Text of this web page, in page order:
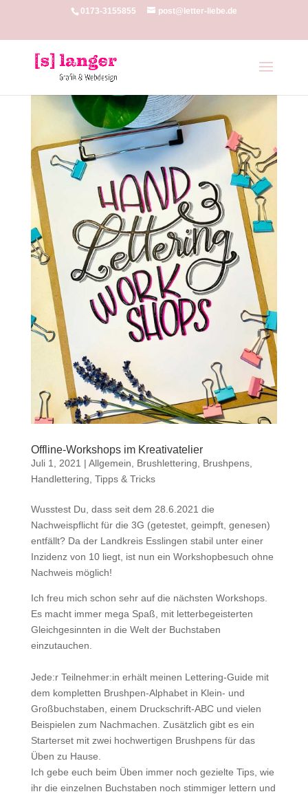
0173-3155855 post@letter-liebe.de
Offline-Workshops im Kreativatelier
Juli 1, 2021 | Allgemein Brushlettering Brushpens,
Handlettering Tipps & Tricks
Wusstest Du, dass seit dem 28.6.2021 die
Nachweispflicht für die 3G (getestet, geimpft, genesen)
entfällt? Da der Landkreis Esslingen stabil unter einer
Inzidenz von 10 liegt, ist nun ein Workshopbesuch ohne
Nachweis möglich!
Ich freu mich schon sehr auf die nächsten Workshops.
Es macht immer mega Spaß, mit letterbegeisterten
Gleichgesinnten in die Welt der Buchstaben
einzutauchen.
Jede:r Teilnehmer:in erhält meinen Lettering-Guide mit
dem kompletten Brushpen-Alphabet in Klein- und
Großbuchstaben, einem Druckschrift-ABC und vielen
Beispielen zum Nachmachen. Zusätzlich gibt es ein
Starterset mit zwei hochwertigen Brushpens für das
Üben zu Hause.
Ich gebe euch beim Üben immer noch gezielte Tips, wie
ihr die einzelnen Buchstaben noch stimmiger lettern und